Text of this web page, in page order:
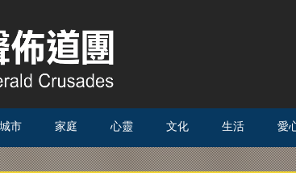
城市 家庭 心靈 文化 生活 愛